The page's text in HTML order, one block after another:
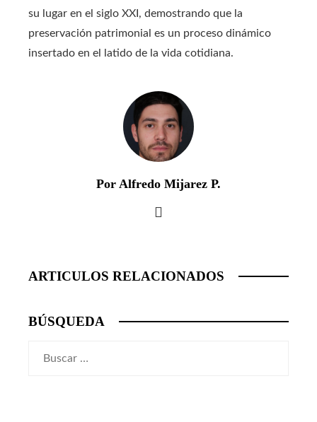
su lugar en el siglo XXI, demostrando que la
preservación patrimonial es un proceso dinámico
insertado en el latido de la vida cotidiana.
Por Alfredo Mijarez P.
ARTICULOS RELACIONADOS
BÚSQUEDA